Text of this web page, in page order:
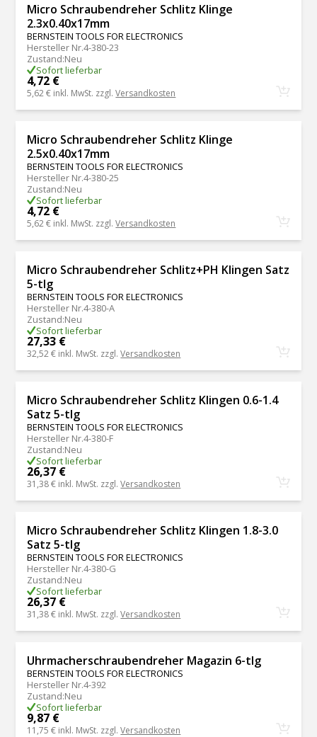
Micro Schraubendreher Schlitz Klinge
2.3x0.40x17mm
BERNSTEIN TOOLS FOR ELECTRONICS
Hersteller Nr.4-380-23
Zustand:Neu
Sofort lieferbar
4,72 €
5,62 € inkl. MwSt. zzgl.Versandkosten
Micro Schraubendreher Schlitz Klinge
2.5x0.40x17mm
BERNSTEIN TOOLS FOR ELECTRONICS
Hersteller Nr.4-380-25
Zustand:Neu
Sofort lieferbar
4,72 €
5,62 € inkl. MwSt. zzgl.Versandkosten
Micro Schraubendreher Schlitz+PH Klingen Satz
5-tlg
BERNSTEIN TOOLS FOR ELECTRONICS
Hersteller Nr.4-380-A
Zustand:Neu
Sofort lieferbar
27,33 €
32,52 € inkl. MwSt. zzgl.Versandkosten
Micro Schraubendreher Schlitz Klingen 0.6-1.4
Satz 5-tlg
BERNSTEIN TOOLS FOR ELECTRONICS
Hersteller Nr.4-380-F
Zustand:Neu
Sofort lieferbar
26,37 €
31,38 € inkl. MwSt. zzgl.Versandkosten
Micro Schraubendreher Schlitz Klingen 1.8-3.0
Satz 5-tlg
BERNSTEIN TOOLS FOR ELECTRONICS
Hersteller Nr.4-380-G
Zustand:Neu
Sofort lieferbar
26,37 €
31,38 € inkl. MwSt. zzgl.Versandkosten
Uhrmacherschraubendreher Magazin 6-tlg
BERNSTEIN TOOLS FOR ELECTRONICS
Hersteller Nr.4-392
Zustand:Neu
Sofort lieferbar
9,87 €
11,75 € inkl. MwSt. zzgl.Versandkosten